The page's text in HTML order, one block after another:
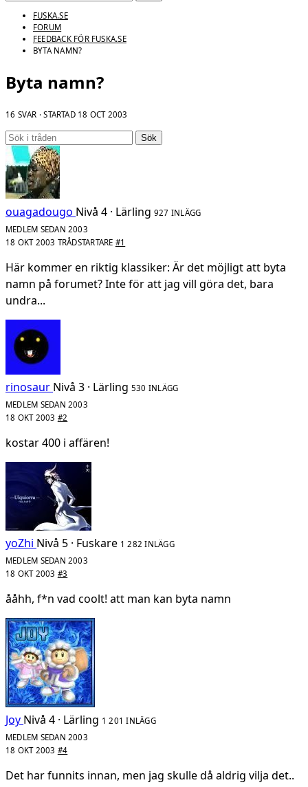
FUSKA.SE
FORUM
FEEDBACK FÖR FUSKA.SE
BYTA NAMN?
Byta namn?
16 SVAR · STARTAD 18 OCT 2003
Sök
ouagadougo Nivå 4 · Lärling 927 INLÄGG
MEDLEM SEDAN 2003
18 OKT 2003 TRÅDSTARTARE #1
Här kommer en riktig klassiker: Är det möjligt att byta
namn på forumet? Inte för att jag vill göra det, bara
undra...
rinosaur Nivå 3 · Lärling 530 INLÄGG
MEDLEM SEDAN 2003
18 OKT 2003 #2
kostar 400 i affären!
yoZhi Nivå 5 · Fuskare 1 282 INLÄGG
MEDLEM SEDAN 2003
18 OKT 2003 #3
ååhh, f*n vad coolt! att man kan byta namn
Joy Nivå 4 · Lärling 1 201 INLÄGG
MEDLEM SEDAN 2003
18 OKT 2003 #4
Det har funnits innan, men jag skulle då aldrig vilja det..